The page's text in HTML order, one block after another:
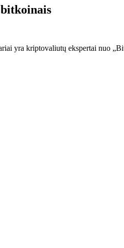
yra kriptovaliutų ekspertai nuo